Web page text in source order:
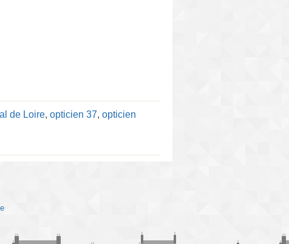
de Loire, opticien 37, opticien